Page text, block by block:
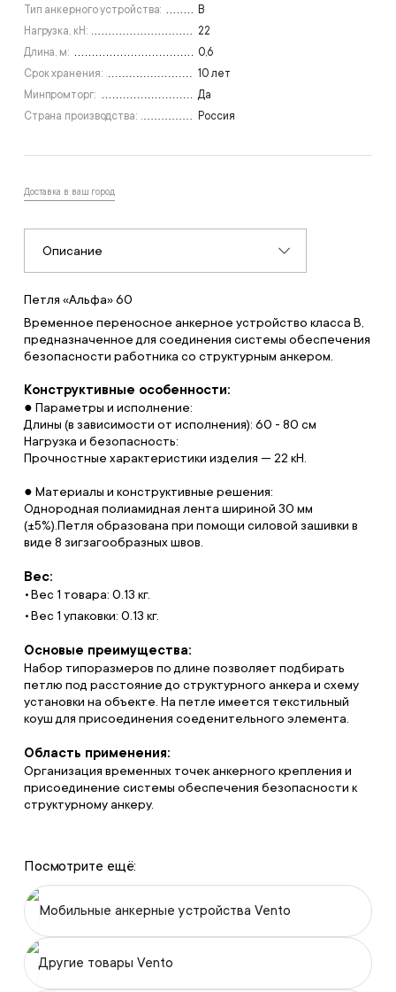
Тип анкерного устройства:
B
Нагрузка, кН:
22
Длина, м:
0,6
Срок хранения:
10 лет
Минпромторг:
Да
Страна производства:
Россия
Доставка в ваш город
Описание
Петля «Альфа» 60
Временное переносное анкерное устройство класса B,
предназначенное для соединения системы обеспечения
безопасности работника со структурным анкером.
Конструктивные особенности:
● Параметры и исполнение:
Длины (в зависимости от исполнения): 60 - 80 см
Нагрузка и безопасность:
Прочностные характеристики изделия — 22 кН.
● Материалы и конструктивные решения:
Однородная полиамидная лента шириной 30 мм
(±5%).Петля образована при помощи силовой зашивки в
виде 8 зигзагообразных швов.
Вес:
Вес 1 товара: 0.13 кг.
Вес 1 упаковки: 0.13 кг.
Основые преимущества:
Набор типоразмеров по длине позволяет подбирать
петлю под расстояние до структурного анкера и схему
установки на объекте. На петле имеется текстильный
коуш для присоединения соеденительного элемента.
Область применения:
Организация временных точек анкерного крепления и
присоединение системы обеспечения безопасности к
структурному анкеру.
Посмотрите ещё:
Мобильные анкерные устройства Vento
Другие товары Vento